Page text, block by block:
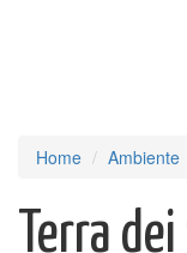
Home Ambiente
Terra